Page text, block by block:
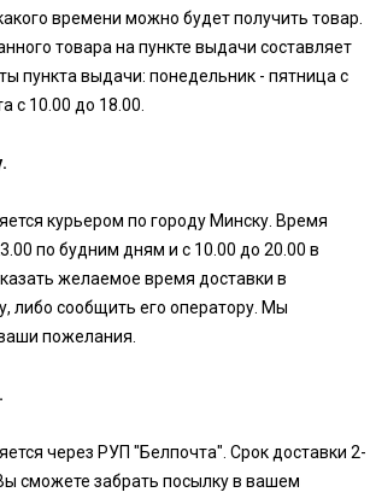
времени можно будет получить товар.
товара на пункте выдачи составляет
пункта выдачи: понедельник - пятница с
с 10.00 до 18.00.
курьером по городу Минску. Время
по будним дням и с 10.00 до 20.00 в
желаемое время доставки в
либо сообщить его оператору. Мы
пожелания.
через РУП "Белпочта". Срок доставки 2-
сможете забрать посылку в вашем